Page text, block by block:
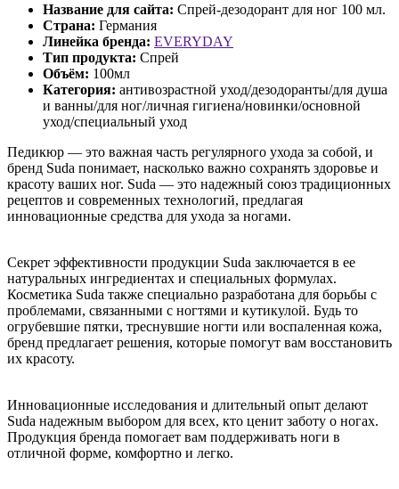
Название для сайта: Спрей-дезодорант для ног 100 мл.
Страна: Германия
Линейка бренда: EVERYDAY
Тип продукта: Спрей
Объём: 100мл
Категория: антивозрастной уход/дезодоранты/для душа
и ванны/для ног/личная гигиена/новинки/основной
уход/специальный уход
Педикюр — это важная часть регулярного ухода за собой, и
бренд Suda понимает, насколько важно сохранять здоровье и
красоту ваших ног. Suda — это надежный союз традиционных
рецептов и современных технологий, предлагая
инновационные средства для ухода за ногами.
Секрет эффективности продукции Suda заключается в ее
натуральных ингредиентах и специальных формулах.
Косметика Suda также специально разработана для борьбы с
проблемами, связанными с ногтями и кутикулой. Будь то
огрубевшие пятки, треснувшие ногти или воспаленная кожа,
бренд предлагает решения, которые помогут вам восстановить
их красоту.
Инновационные исследования и длительный опыт делают
Suda надежным выбором для всех, кто ценит заботу о ногах.
Продукция бренда помогает вам поддерживать ноги в
отличной форме, комфортно и легко.